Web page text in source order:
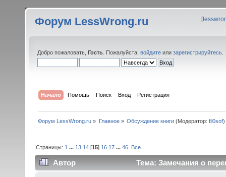
Форум LessWrong.ru [
Добро пожаловать, Гость . Пожалуйста, войдите или зарегистрируйтесь
Начало Помощь Поиск Вход Регистрация
Форум LessWrong.ru » Главное» Обсуждение книги(Модератор: fil0sof)
Страницы: 1 ... 13 14 [15] 16 17 ...46 Все
Автор Тема: Замечания о